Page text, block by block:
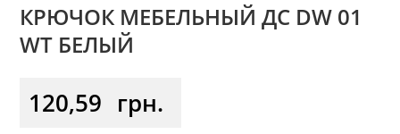
КРЮЧОК МЕБЕЛЬНЫЙ ДС DW 01
WT БЕЛЫЙ
120,59 грн.